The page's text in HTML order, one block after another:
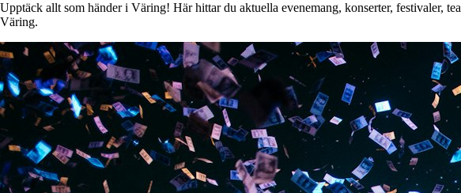
Upptäck allt som händer i Väring! Här hittar du aktuella evenemang, konserter, festivaler,
Väring.